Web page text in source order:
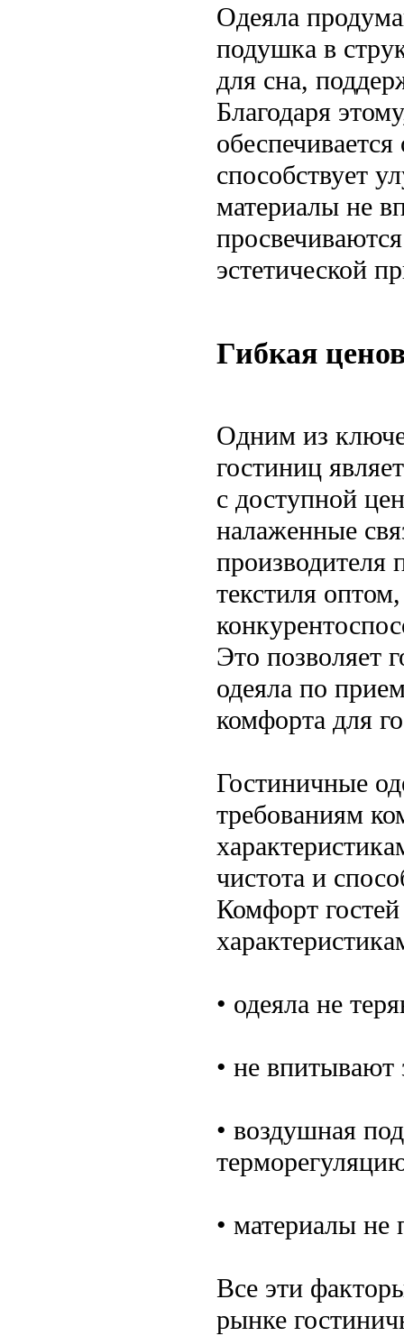
Одеяла
подушка в
для сна,
Благодаря
способствует
материалы не
эстетической
Гибкая
Одним из
гостиниц
с доступной
налаженные
производителя
текстиля
Это позволяет
одеяла по
комфорта для
Гостиничные
требованиям
чистота и
Комфорт
• одеяла не
• не впитывают
• воздушная
• материалы не
Все эти
рынке